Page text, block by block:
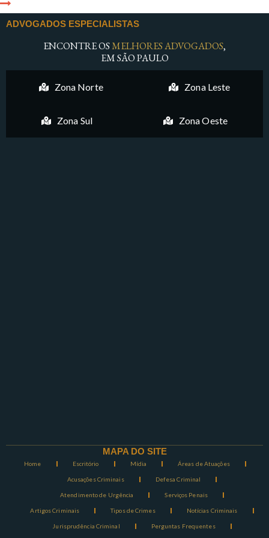
ADVOGADOS ESPECIALISTAS
ENCONTRE OSMELHORES ADVOGADOS,
EM SÃO PAULO
Zona Norte Zona Leste
Zona Sul Zona Oeste
MAPA DO SITE
Home Escritório Mídia Áreas de Atuações
Acusações Criminais Defesa Criminal
Atendimento de Urgência Serviços Penais
Artigos Criminais Tipos de Crimes Notícias Criminais
Jurisprudência Criminal Perguntas Frequentes